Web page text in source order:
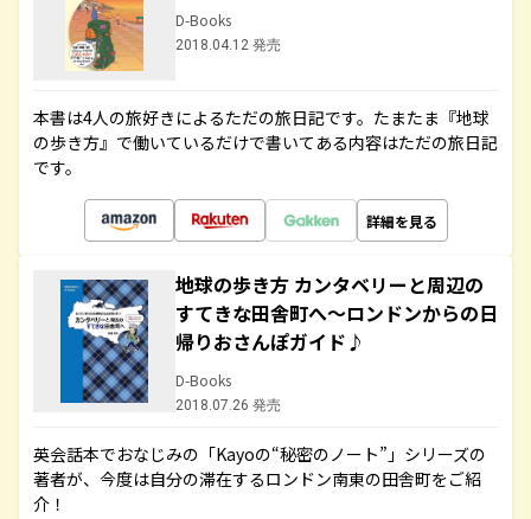
D-Books
2018.04.12 発売
本書は4人の旅好きによるただの旅日記です。たまたま『地球
の歩き方』で働いているだけで書いてある内容はただの旅日記
です。
詳細を見る
地球の歩き方 カンタベリーと周辺の
すてきな田舎町へ～ロンドンからの日
帰りおさんぽガイド♪
D-Books
2018.07.26 発売
英会話本でおなじみの「Kayoの“秘密のノート”」シリーズの
著者が、今度は自分の滞在するロンドン南東の田舎町をご紹
介！